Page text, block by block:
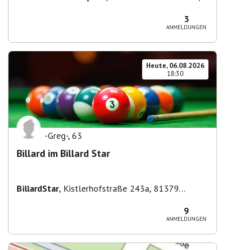
3
ANMELDUNGEN
Heute, 06.08.2026
18:30
-Greg-, 63
Billard im Billard Star
BillardStar, Kistlerhofstraße 243a, 81379
9
ANMELDUNGEN